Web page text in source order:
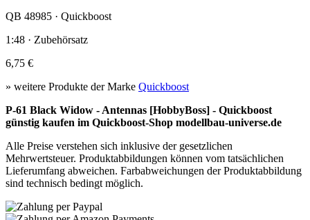
QB 48985 · Quickboost
1:48 · Zubehörsatz
6,75 €
» weitere Produkte der Marke Quickboost
P-61 Black Widow - Antennas [HobbyBoss] - Quickboost
günstig kaufen im Quickboost-Shop modellbau-universe.de
Alle Preise verstehen sich inklusive der gesetzlichen
Mehrwertsteuer. Produktabbildungen können vom tatsächlichen
Lieferumfang abweichen. Farbabweichungen der Produktabbildung
sind technisch bedingt möglich.